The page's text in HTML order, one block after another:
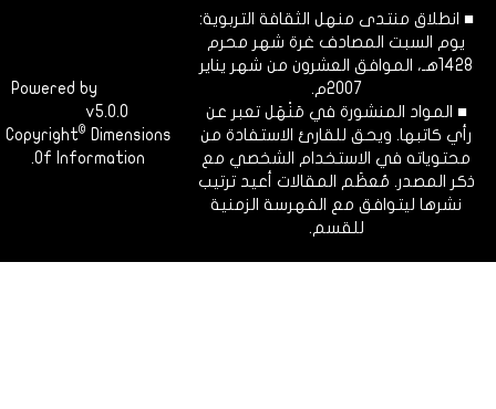
■ انطلاق منتدى منهل الثقافة التربوية:
يوم السبت المصادف غرة شهر محرم
1428هـ، الموافق العشرون من شهر يناير
2007م.
■ المواد المنشورة في مَنْهَل تعبر عن
رأي كاتبها. ويحق للقارئ الاستفادة من
محتوياته في الاستخدام الشخصي مع
ذكر المصدر. مُعظَم المقالات أعيد ترتيب
نشرها ليتوافق مع الفهرسة الزمنية
للقسم.
Powered by
v5.0.0
Copyright©
Dimensions
Of Information.